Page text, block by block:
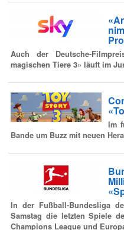
Auch der Deutsche-
magischen Tiere 3» läuft im
Im
Bande um Buzz mit neuen
In der Fußball-Bundesliga
Samstag die letzten Spiele
Champions League und